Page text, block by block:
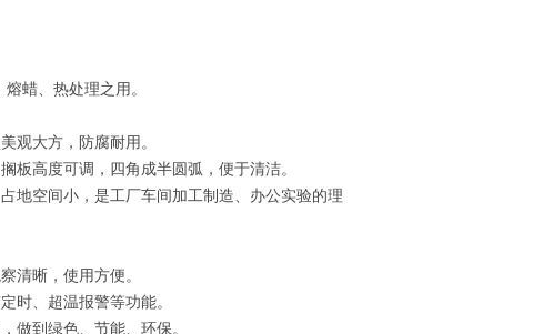
蜡、热处理之用。
观大方，防腐耐用。
板高度可调，四角成半圆弧，便于清洁。
地空间小，是工厂车间加工制造、办公实验的理
清晰，使用方便。
时、超温报警等功能。
做到绿色、节能、环保。